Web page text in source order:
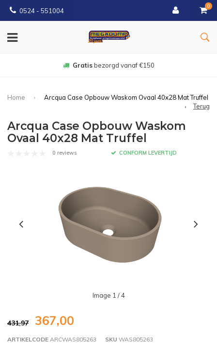
0524 - 551004
0
Gratisbezorgd vanaf €150
Home
Arcqua Case Opbouw Waskom Ovaal 40x28 Mat Truffel
Terug
Arcqua Case Opbouw Waskom
Ovaal 40x28 Mat Truffel
0 reviews CONFORM LEVERTIJD
Image 1 / 4
431,97 367,00
ARTIKELCODE ARCWAS805263 SKU WAS805263